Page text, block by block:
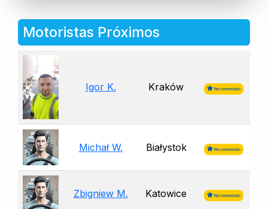
Motoristas Próximos
Igor K. Kraków Recomendado
Michał W. Białystok Recomendado
Zbigniew M. Katowice Recomendado